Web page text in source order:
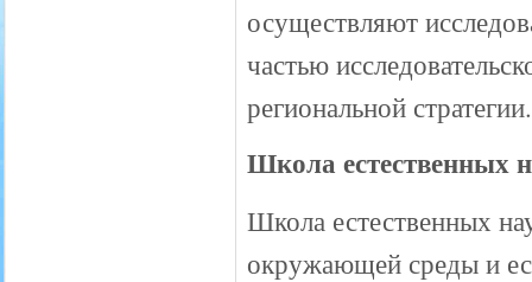
осуществляют
частью
региональной
Школа естественных
Школа естественных
окружающей среды и